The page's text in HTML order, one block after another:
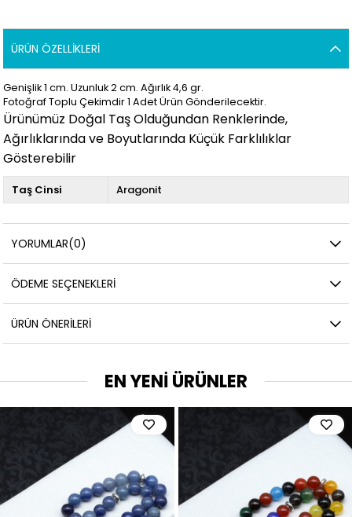
ÜRÜN ÖZELLIKLERI
Genişlik 1 cm. Uzunluk 2 cm. Ağırlık 4,6 gr.
Fotoğraf Toplu Çekimdir 1 Adet Ürün Gönderilecektir.
Ürünümüz Doğal Taş Olduğundan Renklerinde,
Ağırlıklarında ve Boyutlarında Küçük Farklılıklar
Gösterebilir
Taş Cinsi Aragonit
YORUMLAR(0)
ÖDEME SEÇENEKLERI
ÜRÜN ÖNERILERI
EN YENİ ÜRÜNLER